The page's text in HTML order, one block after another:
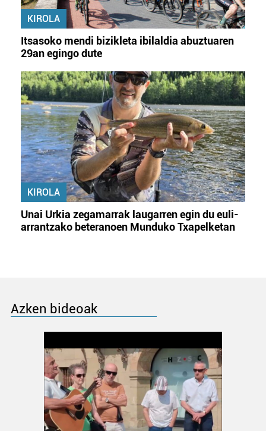
KIROLA
Itsasoko mendi bizikleta ibilaldia abuztuaren
29an egingo dute
KIROLA
Unai Urkia zegamarrak laugarren egin du euli-
arrantzako beteranoen Munduko Txapelketan
Azken bideoak